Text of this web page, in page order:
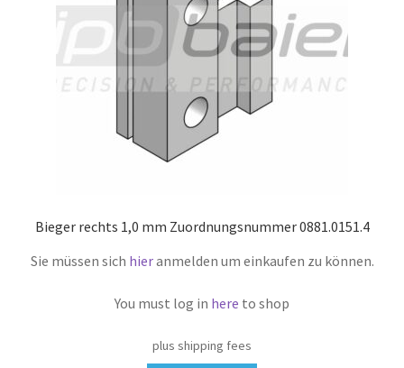
Bieger rechts 1,0 mm Zuordnungsnummer 0881.0151.4
Sie müssen sich hieranmelden um einkaufen zu können.
You must log in here to shop
plus shipping fees